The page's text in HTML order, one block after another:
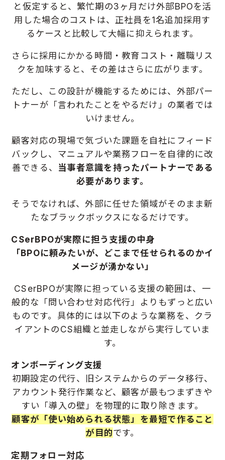
と仮定すると、繁忙期の3ヶ月だけ外部BPOを活
用した場合のコストは、正社員を1名追加採用す
るケースと比較して大幅に抑えられます。
さらに採用にかかる時間・教育コスト・離職リス
クを加味すると、その差はさらに広がります。
ただし、この設計が機能するためには、外部パー
トナーが「言われたことをやるだけ」の業者では
いけません。
顧客対応の現場で気づいた課題を自社にフィード
バックし、マニュアルや業務フローを自律的に改
善できる、 当事者意識を持ったパートナーである
必要があります。
そうでなければ、外部に任せた領域がそのまま新
たなブラックボックスになるだけです。
CSerBPOが実際に担う支援の中身
「BPOに頼みたいが、どこまで任せられるのかイ
メージが湧かない」
CSerBPOが実際に担っている支援の範囲は、一
般的な「問い合わせ対応代行」よりもずっと広い
ものです。具体的には以下のような業務を、クラ
イアントのCS組織と並走しながら実行していま
す。
オンボーディング支援
初期設定の代行、旧システムからのデータ移行、
アカウント発行作業など、顧客が最もつまずきや
すい「導入の壁」を物理的に取り除きます。
顧客が「使い始められる状態」を最短で作ること
が目的です。
定期フォロー対応